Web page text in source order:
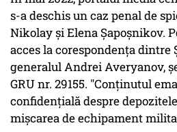
s-a deschis un caz penal de
Nikolay și Elena Șapoșnikov.
acces la corespondența dintre
generalul Andrei Averyanov,
GRU nr. 29155. "Conținutul
confidențială despre
mișcarea de echipament